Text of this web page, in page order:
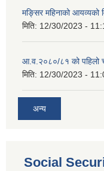
मङ्सिर महिनाको आयव्यको
मिति: 12/30/2023 -
आ.व.२०८०/८१ को पहिलो
मिति: 12/30/2023 -
अन्य
Social